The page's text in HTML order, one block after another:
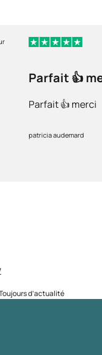
d’actualité
Parfait 👍
Parfait 👍 merci
patricia audemard